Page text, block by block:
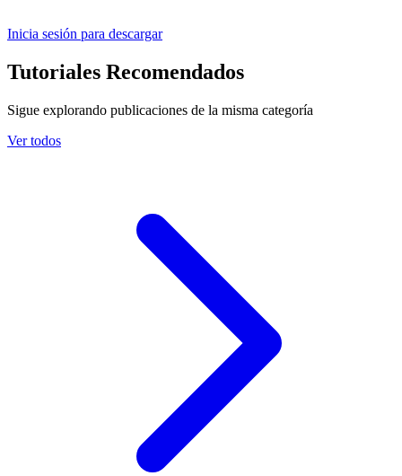
Inicia sesión para descargar
Tutoriales Recomendados
Sigue explorando publicaciones de la misma categoría
Ver todos